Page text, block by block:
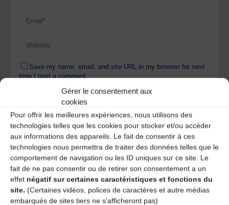
Gérer le consentement aux
cookies
Pour offrir les meilleures expériences, nous utilisons des
technologies telles que les cookies pour stocker et/ou accéder
aux informations des appareils. Le fait de consentir à ces
technologies nous permettra de traiter des données telles que le
comportement de navigation ou les ID uniques sur ce site. Le
fait de ne pas consentir ou de retirer son consentement a un
effet négatif sur certaines caractéristiques et fonctions du
site. (Certaines vidéos, polices de caractères et autre médias
embarqués de sites tiers ne s'afficheront pas)
Save my name, email, and site URL in my browser for next
time I post a comment.
Ce site utilise Akismet pour réduire les indésirables.En
savoir plus sur la façon dont les données de vos
commentaires sont traitées.